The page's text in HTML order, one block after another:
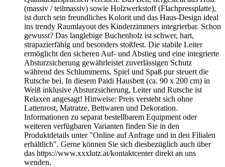
(massiv / teilmassiv) sowie Holzwerkstoff (Flachpressplatte),
ist durch sein freundliches Kolorit und das Haus-Design ideal
ins trendy Raumlayout des Kinderzimmers integrierbar. Schon
gewusst? Das langlebige Buchenholz ist schwer, hart,
strapazierfähig und besonders stoßfest. Die stabile Leiter
ermöglicht den sicheren Auf- und Abstieg und eine integrierte
Absturzsicherung gewährleistet zuverlässigen Schutz
während des Schlummerns. Spiel und Spaß pur steuert die
Rutsche bei. In diesem Paidi Hausbett (ca. 90 x 200 cm) in
Weiß inklusive Absturzsicherung, Leiter und Rutsche ist
Relaxen angesagt! Hinweise: Preis versteht sich ohne
Lattenrost, Matratze, Bettwaren und Dekoration.
Informationen zu separat bestellbarem Equipment oder
weiteren verfügbaren Varianten finden Sie in den
Produktdetails unter "Online auf Anfrage und in den Filialen
erhältlich". Gerne können Sie sich diesbezüglich auch über
das https://www.xxxlutz.at/kontaktcenter direkt an uns
wenden.